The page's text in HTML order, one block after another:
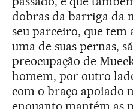
dobras da barriga da
seu parceiro, que tem
uma de suas pernas,
preocupação de
homem, por outro
com o braço apoiado
enquanto mantém as